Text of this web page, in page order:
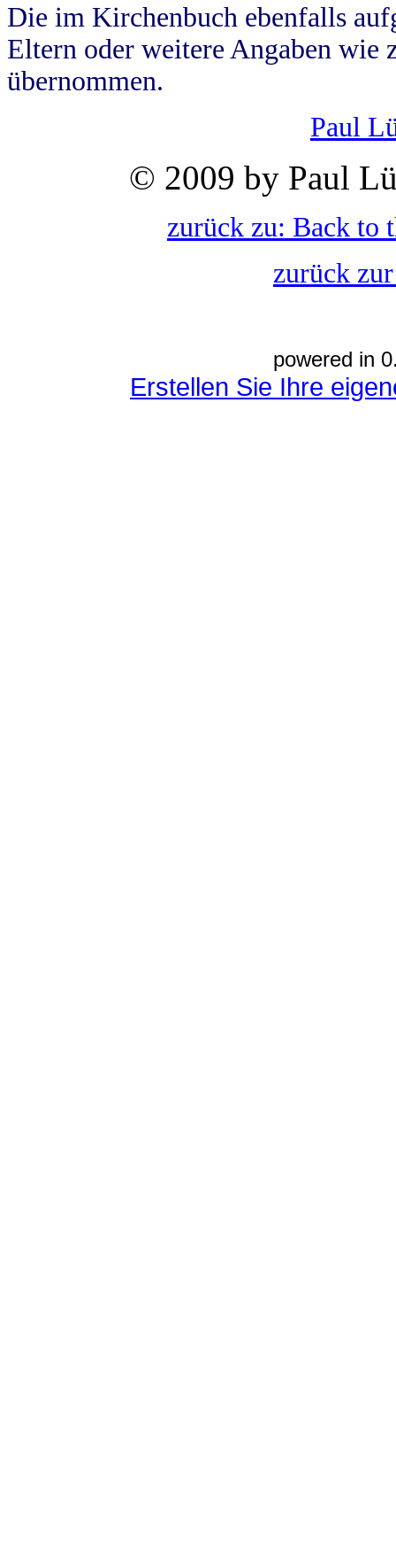
Die im Kirchenbuch ebenfalls
Eltern oder weitere Angaben wie
übernommen.
Paul
© 2009 by Paul
zurück zu: Back to
zurück
powered in
Erstellen Sie Ihre